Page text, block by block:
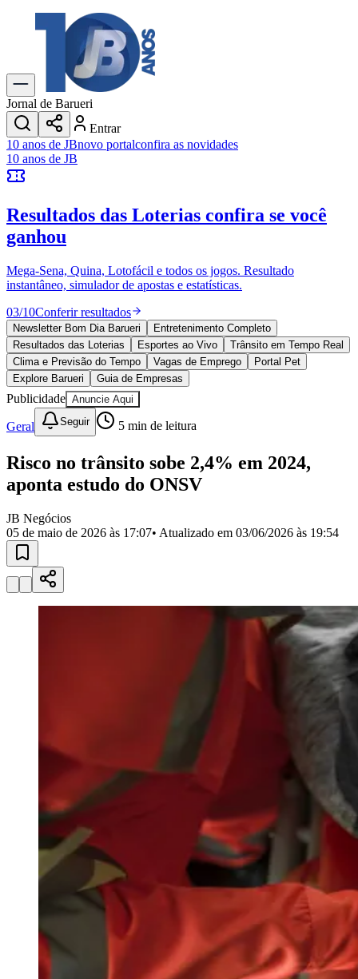
Explore Tudo
Últimas Notícias
Previsão do Tempo
Trânsito e Rotas
Dia a Dia & Lazer
Transportes
Gastronomia
Cinema & Shows
JogosNovo
Anuncie no Portal
Cadastrar Empresa
Divulgar Vagas
Política
Esportes
Saúde
Segurança
Cultura
Meio Ambiente
Obras
Educação
Bairros de Barueri
Selecione sua região Para notícias da sua região
JubranBelval
VistaCalifórniaCarapicuíbaCentroChácaras MarcoCidades da
Região
Militar
Califórnia Jardim dos Altos
Esperança Jardim Graziela
Jardim ReginaliceJardim São
Jardim SilveiraJardim
Nova Aldeinha
Parque dos
Pirapora
Santana de
Vila Boa Vista
Vila
Anuncie no Portal
Guia de Empresas
Divulgar Vagas
Novo
Publicidade Legal
Negócios Regionais
Turismo
Segurança Regional
Hospitais Estaduais
Parques & Represas
Cidades da Região
Santana de Parnaíba
Osasco JandiraItapeviCotia
Pirapora
do Bom Jesus
Araçariguama Cajamar Caieiras
Franco da
Francisco Morato Taboão da Serra Embu das ArtesSão Roque
Para Sua Empresa
Jornal de Barueri
Entrar
10 anos de JBnovo portalconfira as novidades
10 anos de JB
Resultados das Loterias confira se você
ganhou
Mega-Sena, Quina, Lotofácil e todos os jogos. Resultado
instantâneo, simulador de apostas e estatísticas.
03/10Conferir resultados
Newsletter Bom Dia Barueri
Entretenimento Completo
Resultados das Loterias
Esportes ao Vivo
Trânsito em Tempo Real
Clima e Previsão do Tempo
Vagas de Emprego
Portal Pet
Explore Barueri
Guia de Empresas
Publicidade Anuncie Aqui
Geral Seguir 5 min de leitura
Risco no trânsito sobe 2,4% em 2024,
aponta estudo do ONSV
JB Negócios
05 de maio de 2026 às 17:07• Atualizado em 03/06/2026 às 19:54